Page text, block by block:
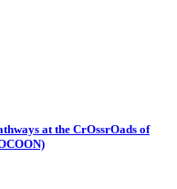
at the CrOssrOads of